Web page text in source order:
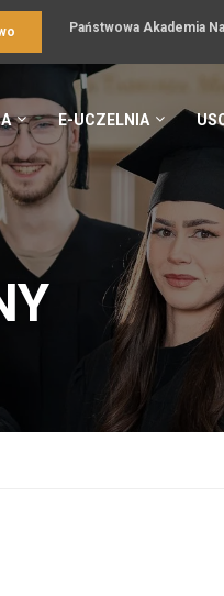
Państwowa Akademia
E-UCZELNIA